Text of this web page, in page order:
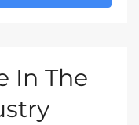
In The